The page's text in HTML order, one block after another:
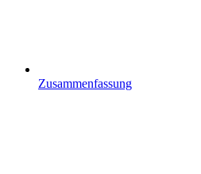
Zusammenfassung